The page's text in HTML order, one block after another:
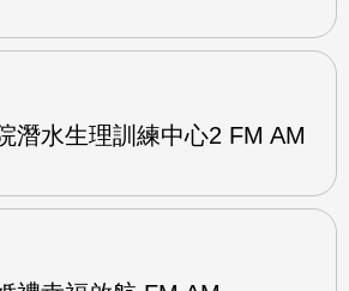
潛水生理訓練中心2 FM AM